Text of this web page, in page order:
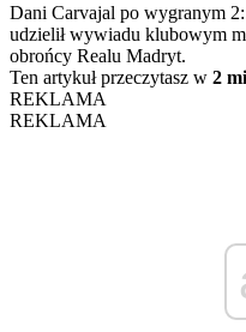
Dani Carvajal po wygranym
udzielił wywiadu klubowym
obrońcy Realu Madryt.
Ten artykuł przeczytasz w 2
REKLAMA
REKLAMA